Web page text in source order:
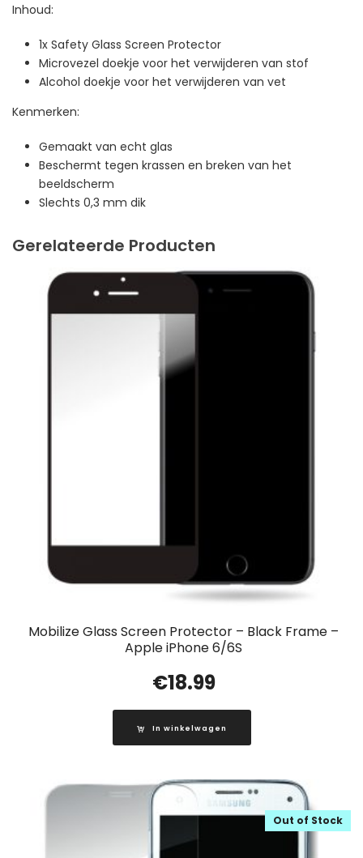
Inhoud:
1x Safety Glass Screen Protector
Microvezel doekje voor het verwijderen van stof
Alcohol doekje voor het verwijderen van vet
Kenmerken:
Gemaakt van echt glas
Beschermt tegen krassen en breken van het
beeldscherm
Slechts 0,3 mm dik
Gerelateerde Producten
Mobilize Glass Screen Protector – Black Frame –
Apple iPhone 6/6S
€18.99
In winkelwagen
Out of Stock